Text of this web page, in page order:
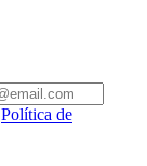
Política de